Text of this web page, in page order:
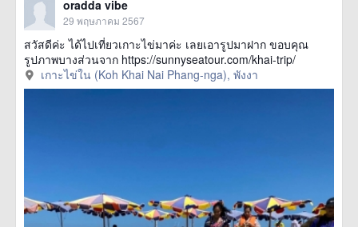
oradda vibe
29 พฤษภาคม 2567
สวัสดีค่ะ ได้ไปเที่ยวเกาะไข่มาค่ะ เลยเอารูปมาฝาก ขอบคุณ
รูปภาพบางส่วนจาก https://sunnyseatour.com/khai-trip/
เกาะไข่ใน (Koh Khai Nai Phang-nga), พังงา